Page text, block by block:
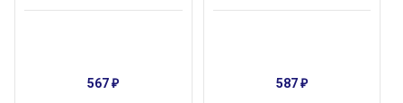
567₽ 587₽